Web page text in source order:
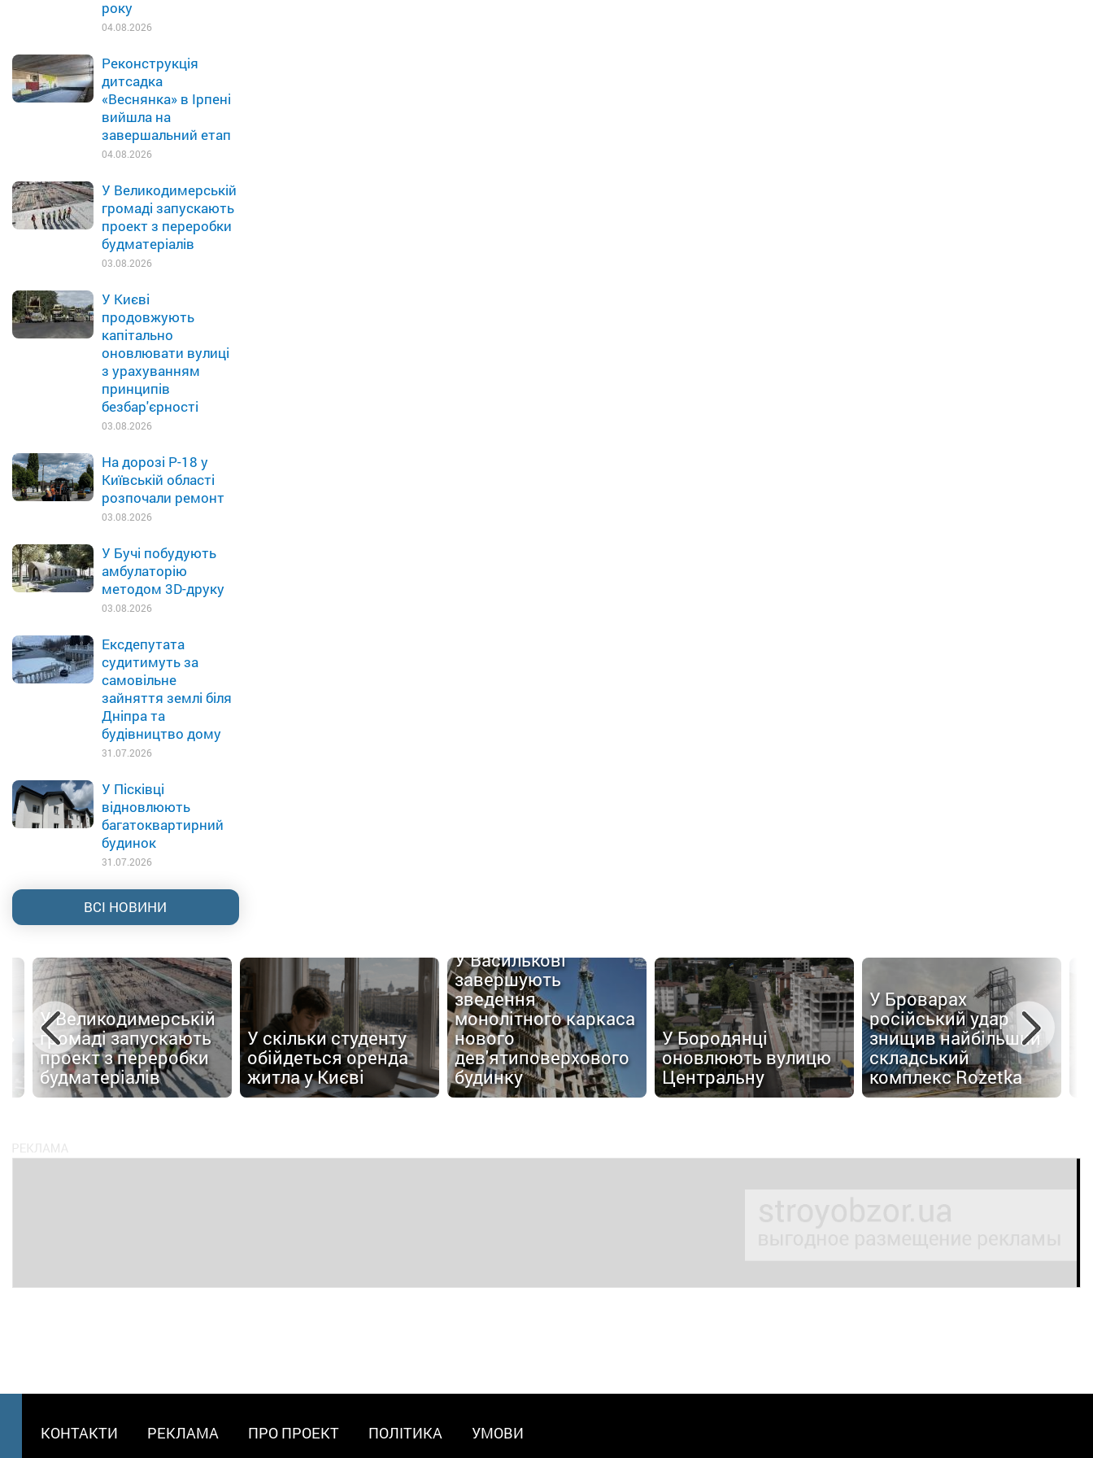
року
04.08.2026
Реконструкція
дитсадка
«Веснянка» в Ірпені
вийшла на
завершальний етап
04.08.2026
У Великодимерській
громаді запускають
проект з переробки
будматеріалів
03.08.2026
У Києві
продовжують
капітально
оновлювати вулиці
з урахуванням
принципів
безбар'єрності
03.08.2026
На дорозі Р-18 у
Київській області
розпочали ремонт
03.08.2026
У Бучі побудують
амбулаторію
методом 3D-друку
03.08.2026
Ексдепутата
судитимуть за
самовільне
зайняття землі біля
Дніпра та
будівництво дому
31.07.2026
У Пісківці
відновлюють
багатоквартирний
будинок
31.07.2026
ВСІ НОВИНИ
У Великодимерській
громаді запускають
проект з переробки
будматеріалів
У скільки студенту
обійдеться оренда
житла у Києві
У Василькові
завершують
зведення
монолітного каркаса
нового
дев'ятиповерхового
будинку
У Бородянці
оновлюють вулицю
Центральну
У Броварах
російський удар
знищив найбільший
складський
комплекс Rozetka
МЕНЮ
КОНТАКТИ РЕКЛАМА ПРО ПРОЕКТ ПОЛІТИКА УМОВИ